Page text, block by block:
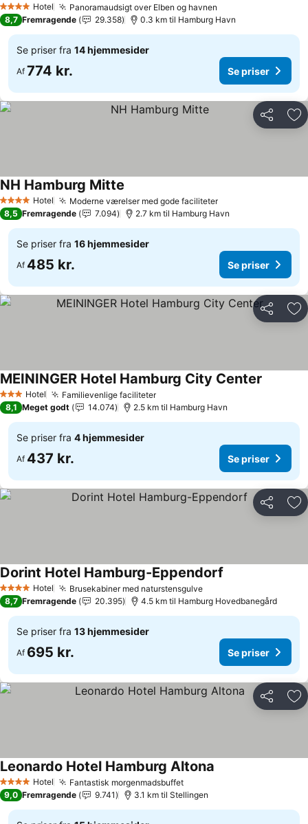
4 StjernerHotel Panoramaudsigt over Elben og havnen
8,7 Fremragende 29.358 0.3 km til Hamburg Havn
Se priser fra 14 hjemmesider
Af 774 kr. Se priser
Del
4 StjernerHotel Moderne værelser med gode faciliteterSe priser
NH Hamburg Mitte
8,5 Fremragende 7.094 2.7 km til Hamburg Havn
Se priser fra 16 hjemmesider
Af 485 kr. Se priser
Del
3 StjernerHotel Familievenlige faciliteterSe priser
MEININGER Hotel Hamburg City Center
8,1 Meget godt 14.074 2.5 km til Hamburg Havn
Se priser fra 4 hjemmesider
Af 437 kr. Se priser
Del
4 StjernerHotel Brusekabiner med naturstensgulveSe priser
Dorint Hotel Hamburg-Eppendorf
8,7 Fremragende 20.395 4.5 km til Hamburg Hovedbanegård
Se priser fra 13 hjemmesider
Af 695 kr. Se priser
Del
4 StjernerHotel Fantastisk morgenmadsbuffetSe priser
Leonardo Hotel Hamburg Altona
9,0 Fremragende 9.741 3.1 km til Stellingen